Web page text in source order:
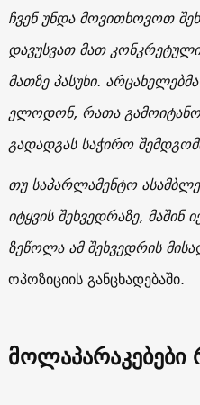
ჩვენ უნდა მოვითხოვოთ
დავუსვათ მათ
მათზე პასუხი.
ელოდონ, რათა გამოიტანონ
გადადგას საჭირო
თუ საპარლამენტო
იტყვის შეხვედრაზე, მაშინ
ზეწოლა ამ შეხვედრის
ოპოზიციის განცხადებაში.